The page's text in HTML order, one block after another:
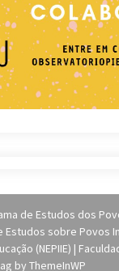
de Estudos dos
Estudos sobre Povos
(NEPIIE) |
by ThemeInWP